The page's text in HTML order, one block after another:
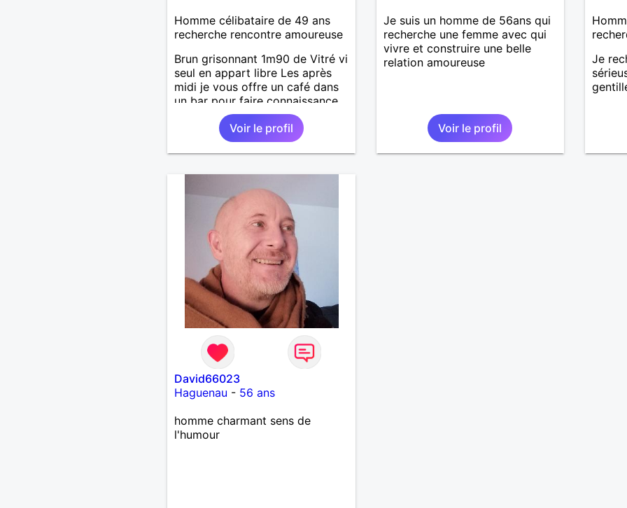
Homme célibataire de 49 ans
recherche rencontre amoureuse
Brun grisonnant 1m90 de Vitré vi
seul en appart libre Les après
midi je vous offre un café dans
un bar pour faire connaissance.
Voir le profil
Je suis un homme de 56ans qui
recherche une femme avec qui
vivre et construire une belle
relation amoureuse
Voir le profil
Je
David66023
Haguenau - 56 ans
homme charmant sens de
l'humour